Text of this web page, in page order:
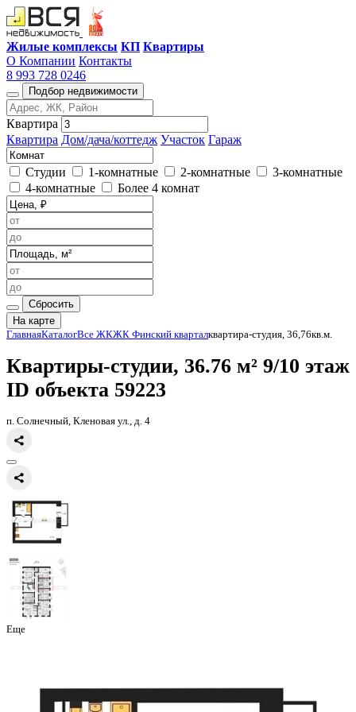
Жилые комплексы КП Квартиры
О Компании Контакты
8 993 728 0246
Подбор недвижимости
Квартира
Квартира Дом/дача/коттедж Участок Гараж
Студии 1-комнатные 2-комнатные
3-комнатные
4-комнатные
Более 4 комнат
Сбросить
На карте
ГлавнаяКаталогВсе ЖК ЖК Финский квартал
Квартиры-студии, 36.76 м² 9/
ID объекта 59223
п. Солнечный, Кленовая ул., д. 4